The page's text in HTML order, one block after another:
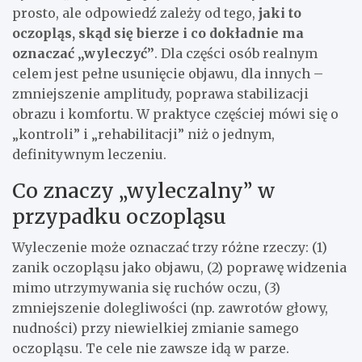
prosto, ale odpowiedź zależy od tego, jaki to
oczopląs, skąd się bierze i co dokładnie ma
oznaczać „wyleczyć”. Dla części osób realnym
celem jest pełne usunięcie objawu, dla innych –
zmniejszenie amplitudy, poprawa stabilizacji
obrazu i komfortu. W praktyce częściej mówi się o
„kontroli” i „rehabilitacji” niż o jednym,
definitywnym leczeniu.
Co znaczy „wyleczalny” w
przypadku oczopląsu
Wyleczenie może oznaczać trzy różne rzeczy: (1)
zanik oczopląsu jako objawu, (2) poprawę widzenia
mimo utrzymywania się ruchów oczu, (3)
zmniejszenie dolegliwości (np. zawrotów głowy,
nudności) przy niewielkiej zmianie samego
oczopląsu. Te cele nie zawsze idą w parze.